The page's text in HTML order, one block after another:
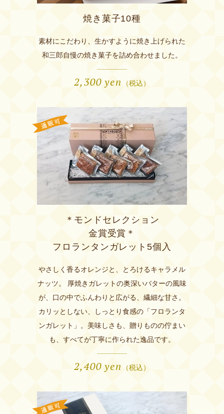
焼き菓子10種
素材にこだわり、生かすように焼き上げられた
和三郎自慢の焼き菓子を詰め合わせました。
2,300 yen （税込）
＊モンドセレクション
金賞受賞＊
フロランタンガレット5個入
やさしく香るオレンジと、とろけるキャラメル
ナッツ。 厚焼きガレットの奥深いバターの風味
が、口の中でふんわりと広がる、繊細な甘さ。
カリッとしない、しっとり食感の「フロランタ
ンガレット」。美味しさも、贈りものの佇まい
も、すべてが丁寧に作られた逸品です。
2,400 yen （税込）